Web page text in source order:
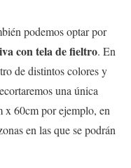
podemos optar por
con tela de fieltro. En
de distintos colores y
una única
x 60cm por ejemplo, en
en las que se podrán